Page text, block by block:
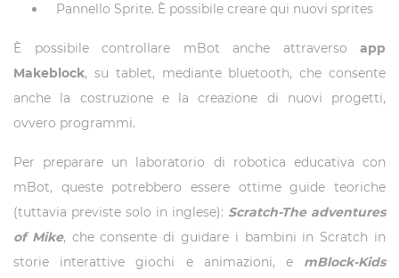
Pannello Sprite. È possibile creare qui nuovi sprites
È possibile controllare mBot anche attraverso app
Makeblock, su tablet, mediante bluetooth, che consente
anche la costruzione e la creazione di nuovi progetti,
ovvero programmi.
Per preparare un laboratorio di robotica educativa con
mBot, queste potrebbero essere ottime guide teoriche
(tuttavia previste solo in inglese): Scratch-The adventures
of Mike, che consente di guidare i bambini in Scratch in
storie interattive giochi e animazioni, e mBlock-Kids